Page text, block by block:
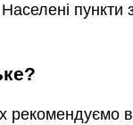
пункти
рекомендуємо